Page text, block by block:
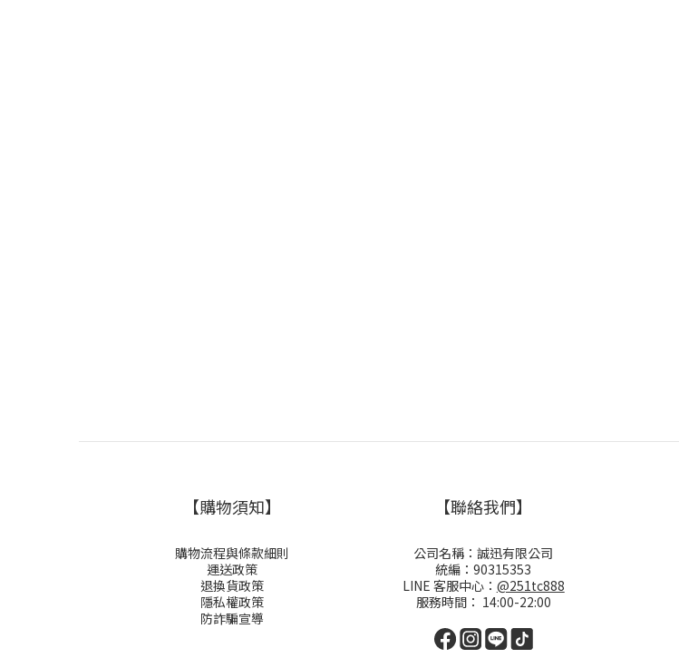
【購物須知】
購物流程與條款細則
運送政策
退換貨政策
隱私權政策
防詐騙宣導
【聯絡我們】
公司名稱：誠迅有限公司
統編：90315353
LINE 客服中心： @251tc888
服務時間： 14:00-22:00